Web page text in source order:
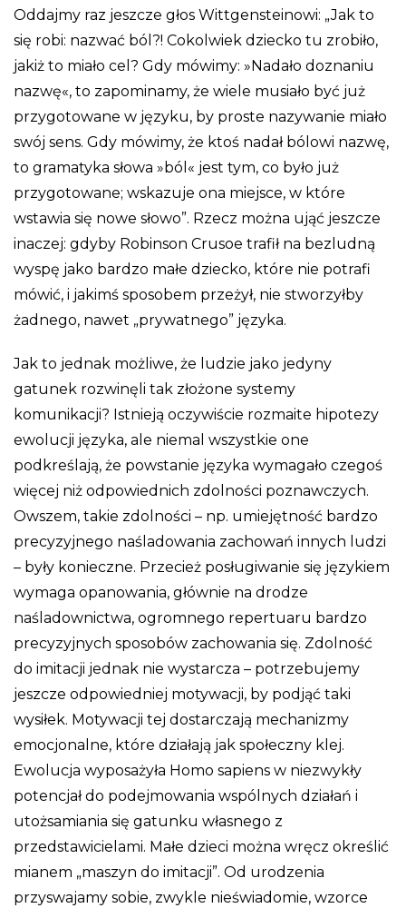
Oddajmy raz jeszcze głos Wittgensteinowi: „Jak to
się robi: nazwać ból?! Cokolwiek dziecko tu zrobiło,
jakiż to miało cel? Gdy mówimy: »Nadało doznaniu
nazwę«, to zapominamy, że wiele musiało być już
przygotowane w języku, by proste nazywanie miało
swój sens. Gdy mówimy, że ktoś nadał bólowi nazwę,
to gramatyka słowa »ból« jest tym, co było już
przygotowane; wskazuje ona miejsce, w które
wstawia się nowe słowo”. Rzecz można ująć jeszcze
inaczej: gdyby Robinson Crusoe trafił na bezludną
wyspę jako bardzo małe dziecko, które nie potrafi
mówić, i jakimś sposobem przeżył, nie stworzyłby
żadnego, nawet „prywatnego” języka.
Jak to jednak możliwe, że ludzie jako jedyny
gatunek rozwinęli tak złożone systemy
komunikacji? Istnieją oczywiście rozmaite hipotezy
ewolucji języka, ale niemal wszystkie one
podkreślają, że powstanie języka wymagało czegoś
więcej niż odpowiednich zdolności poznawczych.
Owszem, takie zdolności – np. umiejętność bardzo
precyzyjnego naśladowania zachowań innych ludzi
– były konieczne. Przecież posługiwanie się językiem
wymaga opanowania, głównie na drodze
naśladownictwa, ogromnego repertuaru bardzo
precyzyjnych sposobów zachowania się. Zdolność
do imitacji jednak nie wystarcza – potrzebujemy
jeszcze odpowiedniej motywacji, by podjąć taki
wysiłek. Motywacji tej dostarczają mechanizmy
emocjonalne, które działają jak społeczny klej.
Ewolucja wyposażyła Homo sapiens w niezwykły
potencjał do podejmowania wspólnych działań i
utożsamiania się gatunku własnego z
przedstawicielami. Małe dzieci można wręcz określić
mianem „maszyn do imitacji”. Od urodzenia
przyswajamy sobie, zwykle nieświadomie, wzorce